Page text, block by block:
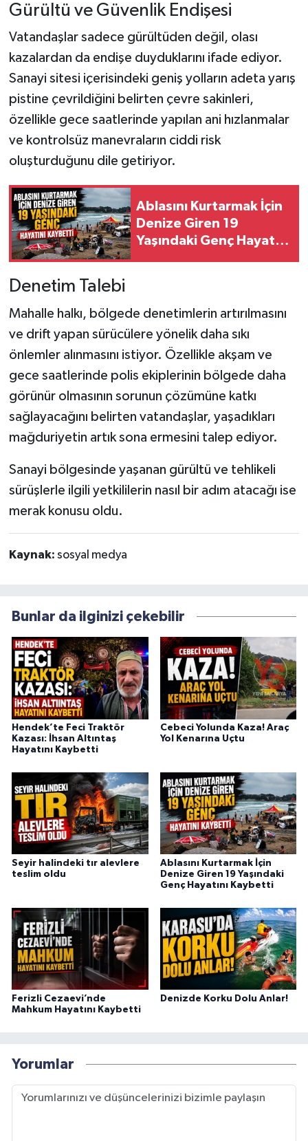
Gürültü ve Güvenlik Endişesi
Vatandaşlar sadece gürültüden değil, olası
kazalardan da endişe duyduklarını ifade ediyor.
Sanayi sitesi içerisindeki geniş yolların adeta yarış
pistine çevrildiğini belirten çevre sakinleri,
özellikle gece saatlerinde yapılan ani hızlanmalar
ve kontrolsüz manevraların ciddi risk
oluşturduğunu dile getiriyor.
Ablasını Kurtarmak İçin
Denize Giren 19
Yaşındaki Genç Hayatını
Denetim Talebi
Mahalle halkı, bölgede denetimlerin artırılmasını
ve drift yapan sürücülere yönelik daha sıkı
önlemler alınmasını istiyor. Özellikle akşam ve
gece saatlerinde polis ekiplerinin bölgede daha
görünür olmasının sorunun çözümüne katkı
sağlayacağını belirten vatandaşlar, yaşadıkları
mağduriyetin artık sona ermesini talep ediyor.
Sanayi bölgesinde yaşanan gürültü ve tehlikeli
sürüşlerle ilgili yetkililerin nasıl bir adım atacağı ise
merak konusu oldu.
Kaynak: sosyal medya
Bunlar da ilginizi çekebilir
Hendek’te Feci Traktör
Kazası: İhsan Altıntaş
Hayatını Kaybetti
Cebeci Yolunda Kaza! Araç
Yol Kenarına Uçtu
Seyir halindeki tır alevlere
teslim oldu
Ablasını Kurtarmak İçin
Denize Giren 19 Yaşındaki
Genç Hayatını Kaybetti
Ferizli Cezaevi’nde
Mahkum Hayatını Kaybetti
Denizde Korku Dolu Anlar!
Yorumlar